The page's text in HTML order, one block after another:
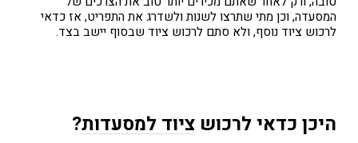
המסעדה, וכן מתי שתרצו לשנות ולשדרג את התפריט, אז כדאי
לרכוש ציוד נוסף, ולא סתם לרכוש ציוד שבסוף יישב בצד.
היכן כדאי לרכוש ציוד למסעדות?